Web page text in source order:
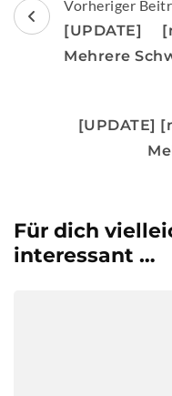
Vorheriger
[UPDATE]
Mehrere
[UPDATE]
Für dich
interessant …